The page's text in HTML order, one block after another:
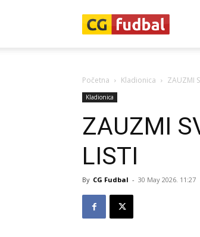
Početna Kladionica ZAUZMI
Kladionica
ZAUZMI
LISTI
By CG Fudbal - 30 May 2026. 11:27